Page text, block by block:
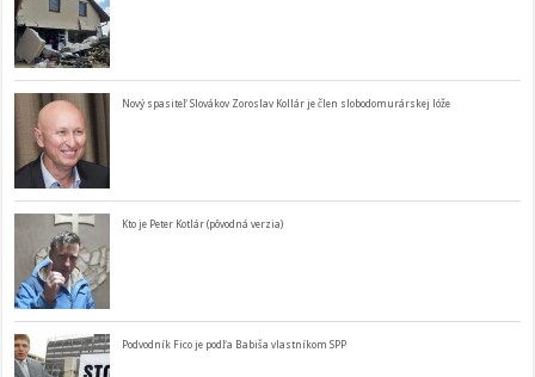
Nový spasiteľ Slovákov Zoroslav Kollár je člen slobodomurárskej lóže
Kto je Peter Kotlár (pôvodná verzia)
Podvodník Fico je podľa Babiša vlastníkom SPP